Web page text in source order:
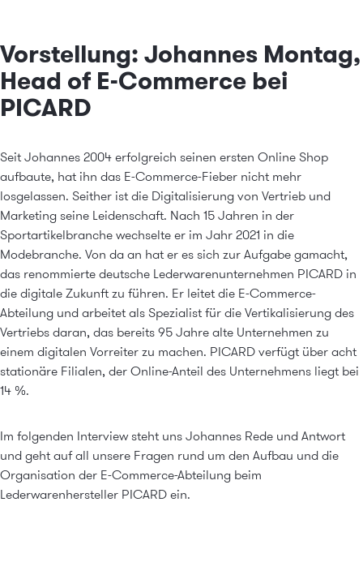
Vorstellung: Johannes Montag,
Head of E-Commerce bei
PICARD
Seit Johannes 2004 erfolgreich seinen ersten Online Shop
aufbaute, hat ihn das E-Commerce-Fieber nicht mehr
losgelassen. Seither ist die Digitalisierung von Vertrieb und
Marketing seine Leidenschaft. Nach 15 Jahren in der
Sportartikelbranche wechselte er im Jahr 2021 in die
Modebranche. Von da an hat er es sich zur Aufgabe gamacht,
das renommierte deutsche Lederwarenunternehmen PICARD in
die digitale Zukunft zu führen. Er leitet die E-Commerce-
Abteilung und arbeitet als Spezialist für die Vertikalisierung des
Vertriebs daran, das bereits 95 Jahre alte Unternehmen zu
einem digitalen Vorreiter zu machen. PICARD verfügt über acht
stationäre Filialen, der Online-Anteil des Unternehmens liegt bei
14 %.
Im folgenden Interview steht uns Johannes Rede und Antwort
und geht auf all unsere Fragen rund um den Aufbau und die
Organisation der E-Commerce-Abteilung beim
Lederwarenhersteller PICARD ein.